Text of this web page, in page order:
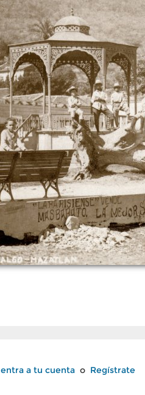
entra a tu cuenta o Regístrate